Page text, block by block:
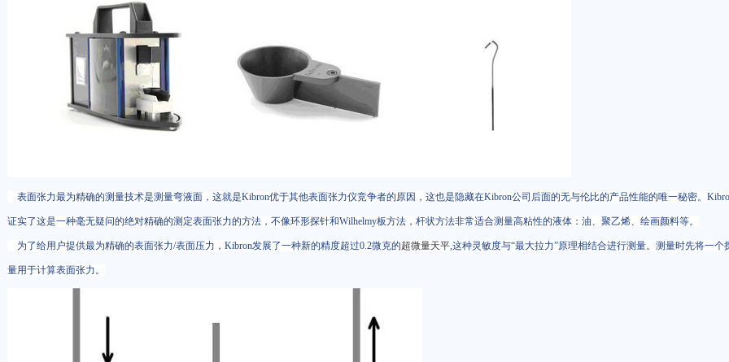
表面张力最为精确的测量技术是测量弯液面，这就是Kibron优于其他表面张力仪竞争者的原因，这也是隐藏在Kibron公司后面的无与伦比的产品性能的唯一秘密。
证实了这是一种毫无疑问的绝对精确的测定表面张力的方法，不像环形探针和Wilhelmy板方法，杆状方法非常适合测量高粘性的液体：油、聚乙烯、绘画颜料等。
为了给用户提供最为精确的表面张力/表面压力，Kibron发展了一种新的精度超过0.2微克的超微量天平 ,这种灵敏度与“最大拉力”原理相结合进行测量。测量时先将一
量用于计算表面张力。